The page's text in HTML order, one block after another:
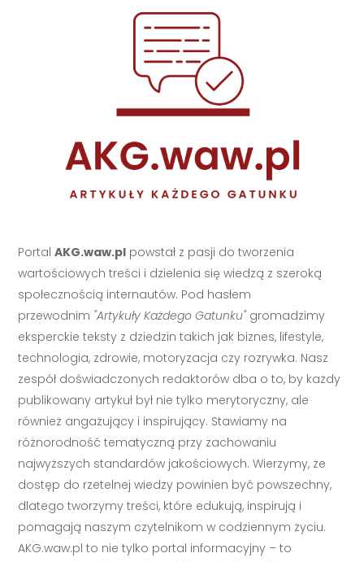
PortalAKG.waw.pl powstał z pasji do tworzenia
wartościowych treści i dzielenia się wiedzą z szeroką
społecznością internautów. Pod hasłem
przewodnim "Artykuły Każdego Gatunku"gromadzimy
eksperckie teksty z dziedzin takich jak biznes, lifestyle,
technologia, zdrowie, motoryzacja czy rozrywka. Nasz
zespół doświadczonych redaktorów dba o to, by każdy
publikowany artykuł był nie tylko merytoryczny, ale
również angażujący i inspirujący. Stawiamy na
różnorodność tematyczną przy zachowaniu
najwyższych standardów jakościowych. Wierzymy, że
dostęp do rzetelnej wiedzy powinien być powszechny,
dlatego tworzymy treści, które edukują, inspirują i
pomagają naszym czytelnikom w codziennym życiu.
AKG.waw.pl to nie tylko portal informacyjny – to